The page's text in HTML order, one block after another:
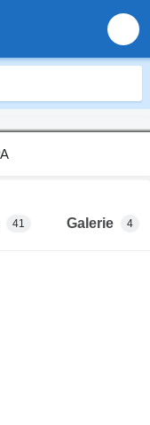
41 Galerie 4